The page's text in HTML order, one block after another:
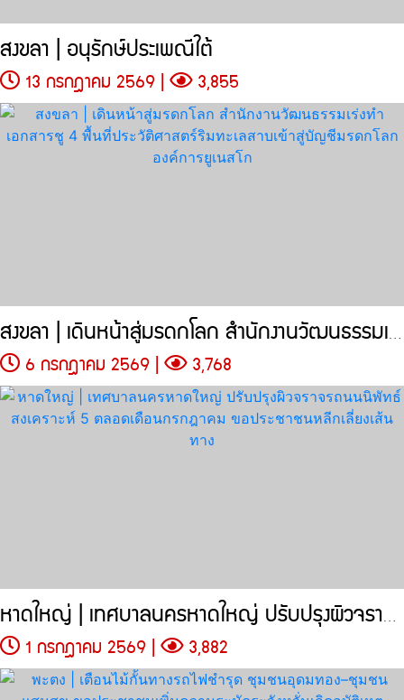
สงขลา | อนุรักษ์ประเพณีใต้
13 กรกฎาคม 2569 | 3,855
สงขลา | เดินหน้าสู่มรดกโลก สำนักงานวัฒนธรรมเร่งทำเอกสารชู 4
6 กรกฎาคม 2569 | 3,768
หาดใหญ่ | เทศบาลนครหาดใหญ่ ปรับปรุงผิวจราจรถนนนิพัทธ์สงเคราะห์ 5
1 กรกฎาคม 2569 | 3,882